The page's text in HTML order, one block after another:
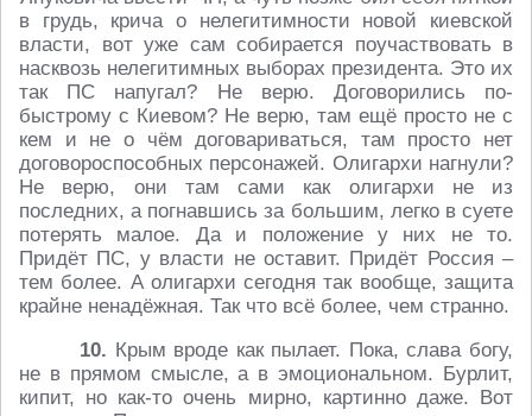
в грудь, крича о нелегитимности новой киевской
власти, вот уже сам собирается поучаствовать в
насквозь нелегитимных выборах президента. Это их
так ПС напугал? Не верю. Договорились по-
быстрому с Киевом? Не верю, там ещё просто не с
кем и не о чём договариваться, там просто нет
договороспособных персонажей. Олигархи нагнули?
Не верю, они там сами как олигархи не из
последних, а погнавшись за большим, легко в суете
потерять малое. Да и положение у них не то.
Придёт ПС, у власти не оставит. Придёт Россия –
тем более. А олигархи сегодня так вообще, защита
крайне ненадёжная. Так что всё более, чем странно.
10. Крым вроде как пылает. Пока, слава богу,
не в прямом смысле, а в эмоциональном. Бурлит,
кипит, но как-то очень мирно, картинно даже. Вот